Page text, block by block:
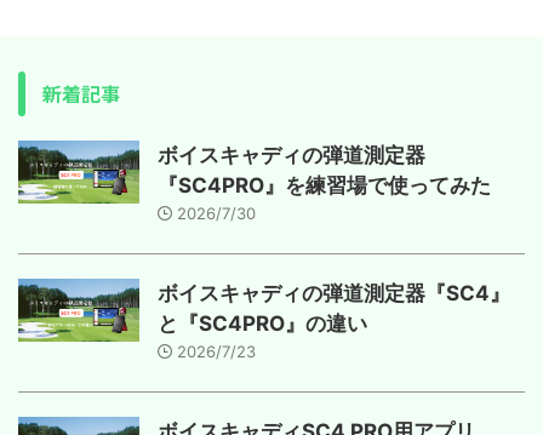
新着記事
ボイスキャディの弾道測定器
『SC4PRO』を練習場で使ってみた
2026/7/30
ボイスキャディの弾道測定器『SC4』
と『SC4PRO』の違い
2026/7/23